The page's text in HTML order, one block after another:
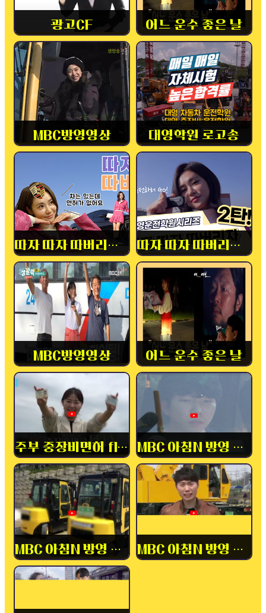
광고CF 어느 운수 좋은 날
MBC방영영상 대영학원 로고송
따자 따자 따버리자! 1탄 따자 따자 따버리자! 2탄
MBC방영영상 어느 운수 좋은 날
주부 중장비면허 flex MBC 아침N 방영 중장비
MBC 아침N 방영 내일배움카드 MBC 아침N 방영 중장비